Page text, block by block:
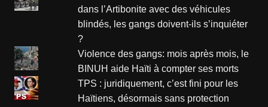
dans l’Artibonite avec des véhicules
blindés, les gangs doivent-ils s’inquiéter
?
Violence des gangs: mois après mois, le
BINUH aide Haïti à compter ses morts
TPS : juridiquement, c’est fini pour les
Haïtiens, désormais sans protection